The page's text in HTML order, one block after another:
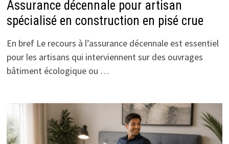
Assurance décennale pour artisan
spécialisé en construction en pisé crue
En bref Le recours à l’assurance décennale est essentiel
pour les artisans qui interviennent sur des ouvrages
bâtiment écologique ou …